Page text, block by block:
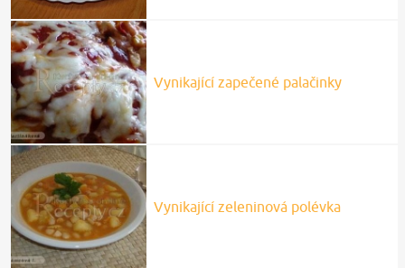
Vynikající zapečené palačinky
Vynikající zeleninová polévka